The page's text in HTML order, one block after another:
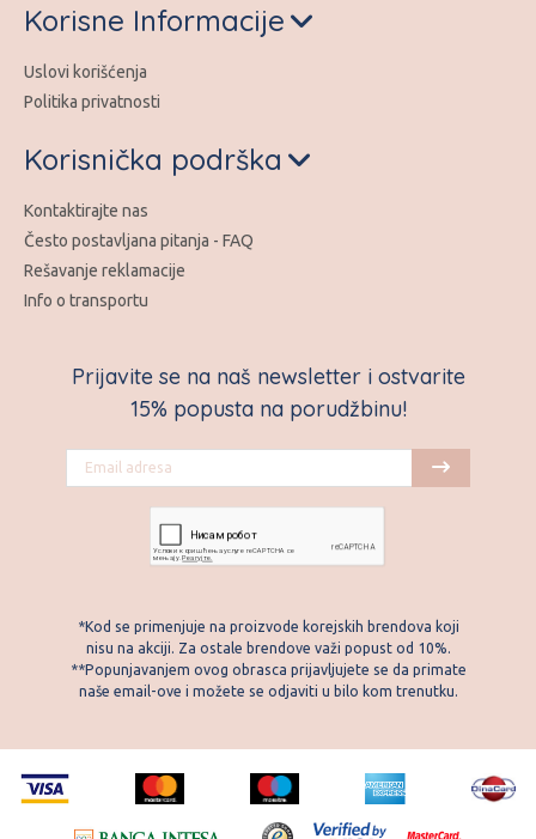
Prijavite se na naš newsletter i ostvarite
15% popusta na porudžbinu!
*Kod se primenjuje na proizvode korejskih brendova koji
nisu na akciji. Za ostale brendove važi popust od 10%.
**Popunjavanjem ovog obrasca prijavljujete se da primate
naše email-ove i možete se odjaviti u bilo kom trenutku.
Korisne Informacije
Uslovi korišćenja
Politika privatnosti
Korisnička podrška
Kontaktirajte nas
Često postavljana pitanja - FAQ
Rešavanje reklamacije
Info o transportu